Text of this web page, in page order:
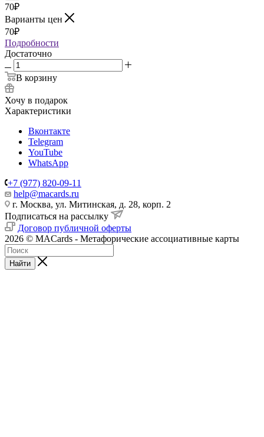
70₽
Варианты цен
70₽
Подробности
Достаточно
В корзину
Хочу в подарок
Характеристики
Вконтакте
Telegram
YouTube
WhatsApp
+7 (977) 820-09-11
help@macards.ru
г. Москва, ул. Митинская, д. 28, корп. 2
Подписаться на рассылку
Договор публичной оферты
2026 © MACards - Метафорические ассоциативные карты
Найти